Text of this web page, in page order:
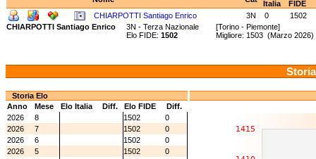
Italia
FIDE
CHIARPOTTI Santiago Enrico
3N 0
1502
CHIARPOTTI Santiago Enrico
3N - Terza Nazionale [Torino - Piemonte]
Elo FIDE: 1502 Migliore: 1503 (Marzo
Storia Elo
Anno
Mese Elo Italia Diff. Elo FIDE
Diff.
2026
8 1502
0
2026
7 1502
0
2026
6 1502
0
2026
5 1502
0